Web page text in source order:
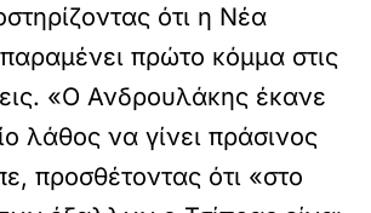
ότι η Νέα
πρώτο κόμμα στις
«Ο Ανδρουλάκης έκανε
λάθος να γίνει πράσινος
προσθέτοντας ότι «στο